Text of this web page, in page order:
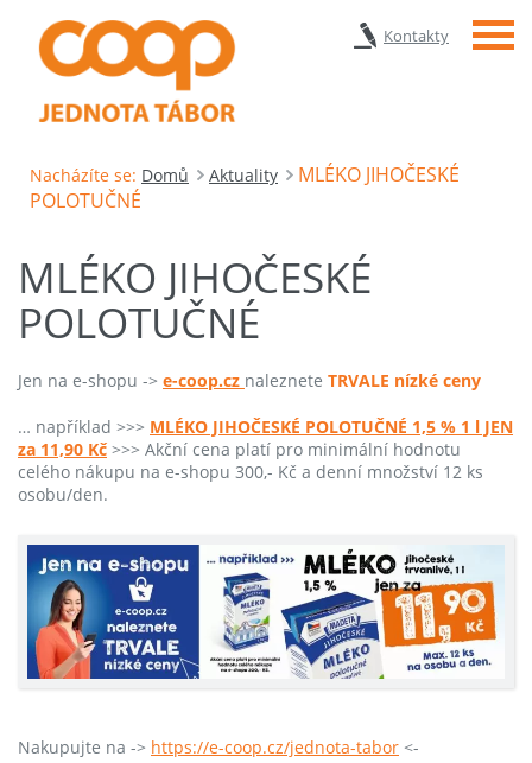
Kontakty Menu
Nacházíte se: Domů Aktuality
MLÉKO JIHOČESKÉ
POLOTUČNÉ
MLÉKO JIHOČESKÉ
POLOTUČNÉ
Jen na e-shopu -> e-coop.cz naleznete TRVALE nízké ceny
… například >>> MLÉKO JIHOČESKÉ POLOTUČNÉ 1,5 % 1 l JEN
za 11,90 Kč >>> Akční cena platí pro minimální hodnotu
celého nákupu na e-shopu 300,- Kč a denní množství 12 ks
osobu/den.
Nakupujte na -> https://e-coop.cz/jednota-tabor <-